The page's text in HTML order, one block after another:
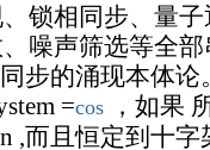
锁相同步、量
噪声筛选等全
步的涌现本体论
=cos ，如果
,而且恒定到十字